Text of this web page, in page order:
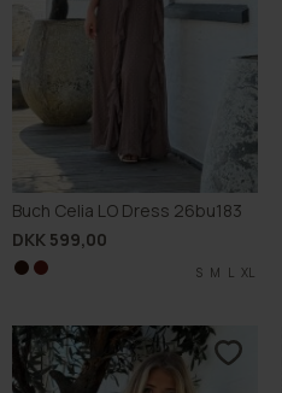
Buch Celia LO Dress 26bu183
DKK 599,00
S M L XL
S M L XL